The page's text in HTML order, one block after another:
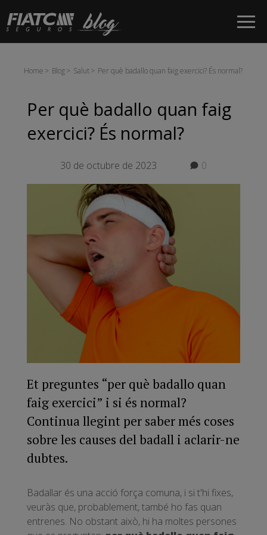
Salta al contingut principal
Home Blog Salut Per què badallo quan faig exercici? És normal?
Per què badallo quan faig
exercici? És normal?
30 de octubre de 2023 0
Et preguntes “per què badallo quan
faig exercici” i si és normal?
Continua llegint per saber més coses
sobre les causes del badall i aclarir-ne
dubtes.
Badallar és una acció força comuna, i si t'hi fixes,
veuràs que, probablement, també ho fas quan
entrenes. No obstant això, hi ha moltes persones